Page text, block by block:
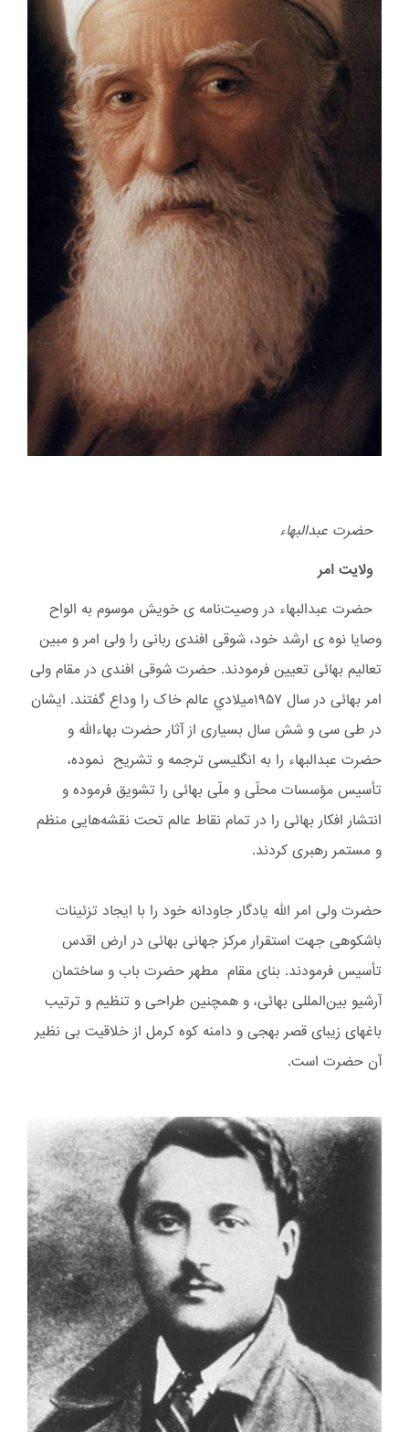
حضرت عبدالبهاء
ولایت امر
حضرت عبدالبهاء در وصیت‌نامه ی خویش موسوم به الواح
وصایا نوه ی ارشد خود، شوقی افندی ربانی را ولی امر و مبین
تعالیم بهائی تعیین فرمودند. حضرت شوقی افندی در مقام ولی
امر بهائی در سال ۱۹۵۷ميلادي عالم خاک را وداع گفتند. ایشان
در طی سی و شش سال بسیاری از آثار حضرت بهاءالله و
حضرت عبدالبهاء را به انگلیسی ترجمه و تشریح نموده،
تأسیس مؤسسات محلّی و ملّی بهائی را تشویق فرموده و
انتشار افکار بهائی را در تمام نقاط عالم تحت نقشه‌هایی منظم
و مستمر رهبری کردند.
حضرت ولی امر الله یادگار جاودانه خود را با ایجاد تزئینات
باشكوهی جهت استقرار مرکز جهانی بهائی در ارض اقدس
تأسیس فرمودند. بنای مقام مطهر حضرت باب و ساختمان
آرشیو بین‌المللی بهائی، و همچنین طراحی و تنظیم و ترتیب
باغهای زیبای قصر بهجی و دامنه کوه کرمل از خلاقیت بی نظیر
آن حضرت است.